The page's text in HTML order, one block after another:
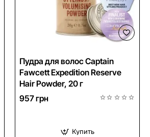
Пудра для волос Captain
Fawcett Expedition Reserve
Hair Powder, 20 г
957 грн
Купить